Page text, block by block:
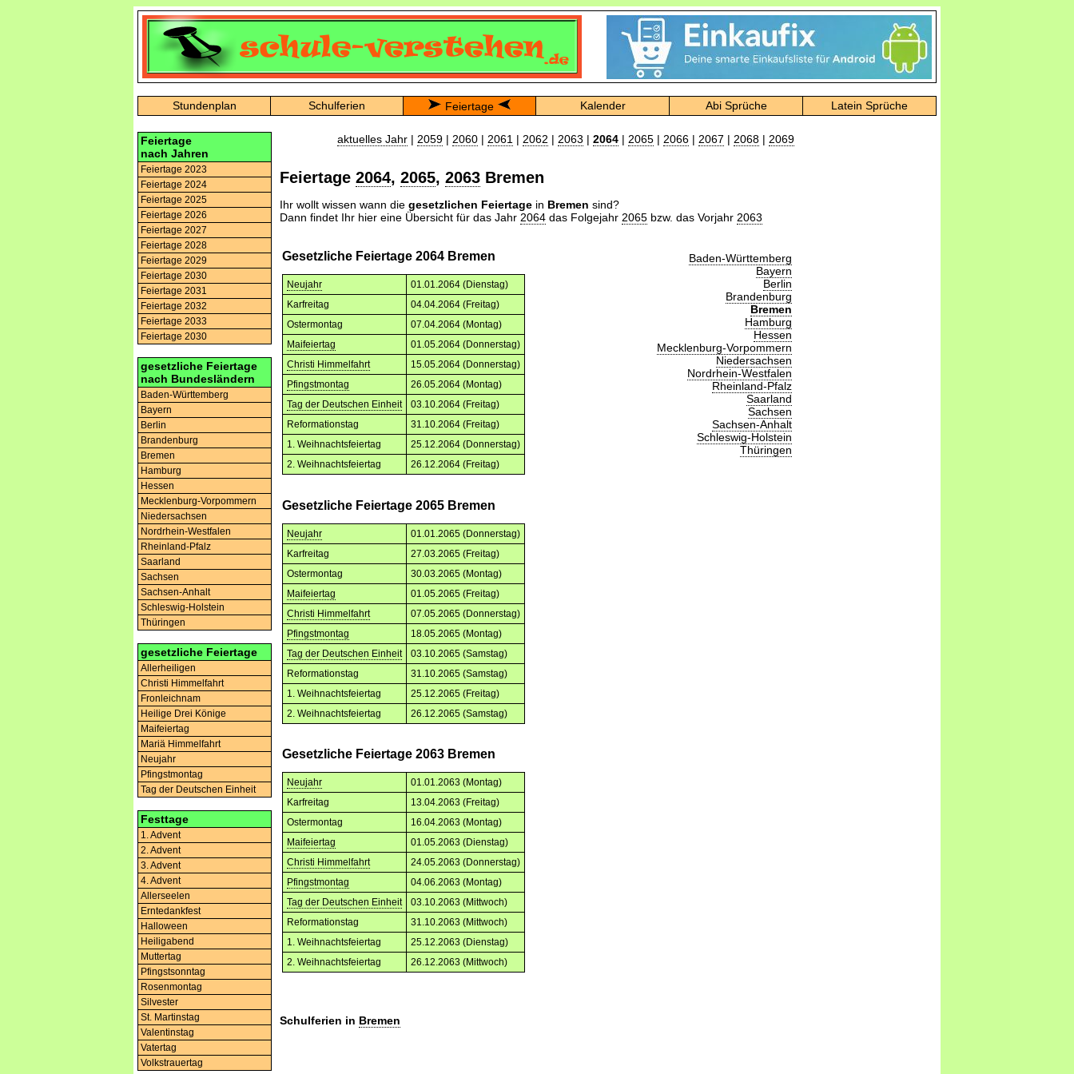
Stundenplan Schulferien Feiertage Kalender Abi Sprüche Latein Sprüche
Feiertage
nach Jahren
Feiertage 2023
Feiertage 2024
Feiertage 2025
Feiertage 2026
Feiertage 2027
Feiertage 2028
Feiertage 2029
Feiertage 2030
Feiertage 2031
Feiertage 2032
Feiertage 2033
Feiertage 2030
gesetzliche Feiertage
nach Bundesländern
Baden-Württemberg
Bayern
Berlin
Brandenburg
Bremen
Hamburg
Hessen
Mecklenburg-Vorpommern
Niedersachsen
Nordrhein-Westfalen
Rheinland-Pfalz
Saarland
Sachsen
Sachsen-Anhalt
Schleswig-Holstein
Thüringen
gesetzliche Feiertage
Allerheiligen
Christi Himmelfahrt
Fronleichnam
Heilige Drei Könige
Maifeiertag
Mariä Himmelfahrt
Neujahr
Pfingstmontag
Tag der Deutschen Einheit
Festtage
1. Advent
2. Advent
3. Advent
4. Advent
Allerseelen
Erntedankfest
Halloween
Heiligabend
Muttertag
Pfingstsonntag
Rosenmontag
Silvester
St. Martinstag
Valentinstag
Vatertag
Volkstrauertag
aktuelles Jahr | 2059 | 2060 | 2061 | 2062 | 2063 | 2064 | 2065 | 2066 | 2067 | 2068 | 2069
Feiertage 2064, 2065, 2063 Bremen
Ihr wollt wissen wann die gesetzlichen Feiertage in Bremen sind?
Dann findet Ihr hier eine Übersicht für das Jahr 2064 das Folgejahr 2065 bzw. das Vorjahr 2063
Gesetzliche Feiertage 2064 Bremen
Neujahr
01.01.2064 (Dienstag)
Karfreitag
04.04.2064 (Freitag)
Ostermontag
07.04.2064 (Montag)
Maifeiertag
01.05.2064 (Donnerstag)
Christi Himmelfahrt
15.05.2064 (Donnerstag)
Pfingstmontag
26.05.2064 (Montag)
Tag der Deutschen Einheit
03.10.2064 (Freitag)
Reformationstag
31.10.2064 (Freitag)
1. Weihnachtsfeiertag
25.12.2064 (Donnerstag)
2. Weihnachtsfeiertag
26.12.2064 (Freitag)
Gesetzliche Feiertage 2065 Bremen
Neujahr
01.01.2065 (Donnerstag)
Karfreitag
27.03.2065 (Freitag)
Ostermontag
30.03.2065 (Montag)
Maifeiertag
01.05.2065 (Freitag)
Christi Himmelfahrt
07.05.2065 (Donnerstag)
Pfingstmontag
18.05.2065 (Montag)
Tag der Deutschen Einheit
03.10.2065 (Samstag)
Reformationstag
31.10.2065 (Samstag)
1. Weihnachtsfeiertag
25.12.2065 (Freitag)
2. Weihnachtsfeiertag
26.12.2065 (Samstag)
Gesetzliche Feiertage 2063 Bremen
Neujahr
01.01.2063 (Montag)
Karfreitag
13.04.2063 (Freitag)
Ostermontag
16.04.2063 (Montag)
Maifeiertag
01.05.2063 (Dienstag)
Christi Himmelfahrt
24.05.2063 (Donnerstag)
Pfingstmontag
04.06.2063 (Montag)
Tag der Deutschen Einheit
03.10.2063 (Mittwoch)
Reformationstag
31.10.2063 (Mittwoch)
1. Weihnachtsfeiertag
25.12.2063 (Dienstag)
2. Weihnachtsfeiertag
26.12.2063 (Mittwoch)
Baden-Württemberg
Bayern
Berlin
Brandenburg
Bremen
Hamburg
Hessen
Mecklenburg-Vorpommern
Niedersachsen
Nordrhein-Westfalen
Rheinland-Pfalz
Saarland
Sachsen
Sachsen-Anhalt
Schleswig-Holstein
Thüringen
Schulferien in Bremen